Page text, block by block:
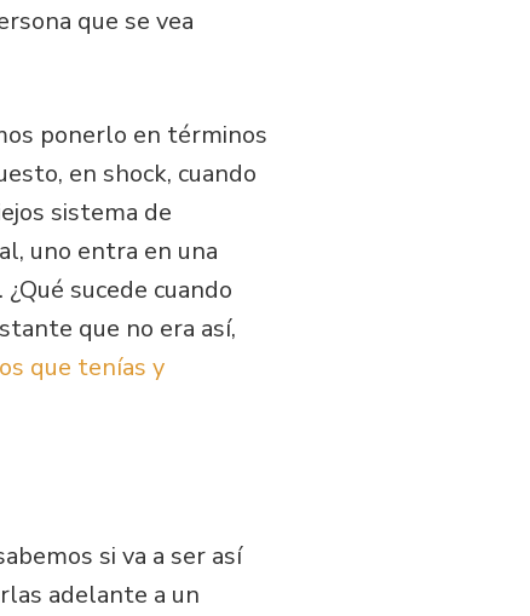
que se vea
ponerlo en términos
en shock, cuando
sistema de
uno entra en una
sucede cuando
que no era así,
que tenías y
si va a ser así
adelante a un